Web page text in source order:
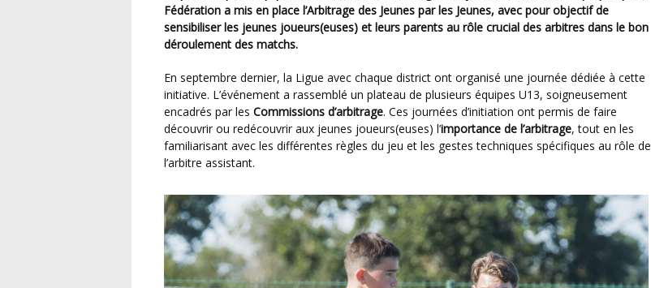
Fédération a mis en place l’Arbitrage des Jeunes par les Jeunes, avec pour objectif de
sensibiliser les jeunes joueurs(euses) et leurs parents au rôle crucial des arbitres dans le bon
déroulement des matchs.
En septembre dernier, la Ligue avec chaque district ont organisé une journée dédiée à cette
initiative. L’événement a rassemblé un plateau de plusieurs équipes U13, soigneusement
encadrés par les Commissions d’arbitrage. Ces journées d’initiation ont permis de faire
découvrir ou redécouvrir aux jeunes joueurs(euses) l’importance de l’arbitrage, tout en les
familiarisant avec les différentes règles du jeu et les gestes techniques spécifiques au rôle de
l’arbitre assistant.